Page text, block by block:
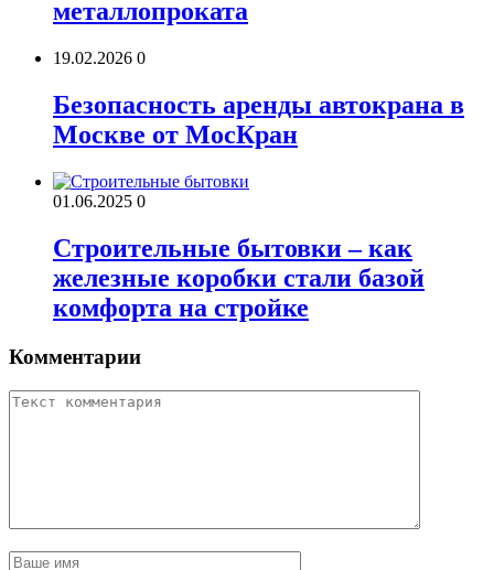
металлопроката
19.02.2026 0
Безопасность аренды автокрана в
Москве от МосКран
01.06.2025 0
Строительные бытовки – как
железные коробки стали базой
комфорта на стройке
Комментарии